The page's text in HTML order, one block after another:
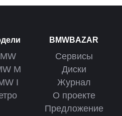
M
I
BMWBAZAR
Сервисы
Диски
Журнал
О проекте
Предложение